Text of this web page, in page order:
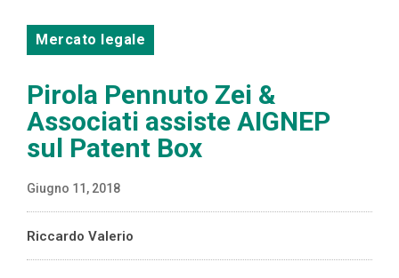
Mercato legale
Pirola Pennuto Zei &
Associati assiste AIGNEP
sul Patent Box
Giugno 11, 2018
Riccardo Valerio